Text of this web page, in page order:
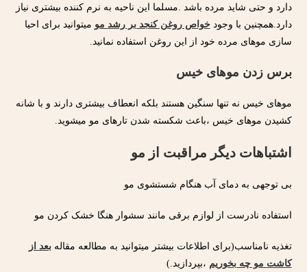
دارد و حتی شاید مرده باشد .مسلما این ناحیه به نرم کننده بیشتری نیاز
دارد.همچنین با وجودخواص روغن کنجد بر رشد مو میتوانید برای احیا
سازی موهای مرده خود از این روغن استفاده نمانید.
برس زدن موهای خیس
موهای خیس نه تنها سنگین هستند بلکه انعطاف بیشتری دارند و با شانه
کشیدن موهای خیس ،باعث شکسته شدن تارهای مو میشوید.
اشتباهات دیگر مراقبت از مو
بی توجهی به دمای آب هنگام شستشوی مو
استفاده نادرست از لوازم برقی مانند سشوار هنگا خشک کردن مو
تغذیه نامناسب(برای اطلاعات بیشتر میتوانید به مطالعه مقالهبعد از
کاشت مو چه بخوریم ،بپردازید.)